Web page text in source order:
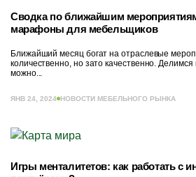
Сводка по ближайшим
марафоны для мебельщиков
Ближайший месяц богат на отраслевые
количественно, но зато качественно.
можно...
ЯНВ 24, 2024 НОВОСТИ МЕБЕЛЬНОГО РЫНКА
Игры менталитетов: как работать с